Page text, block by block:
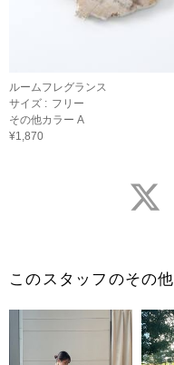
ルームフレグランス
サイズ : フリー
その他カラー A
¥1,870
このスタッフのその